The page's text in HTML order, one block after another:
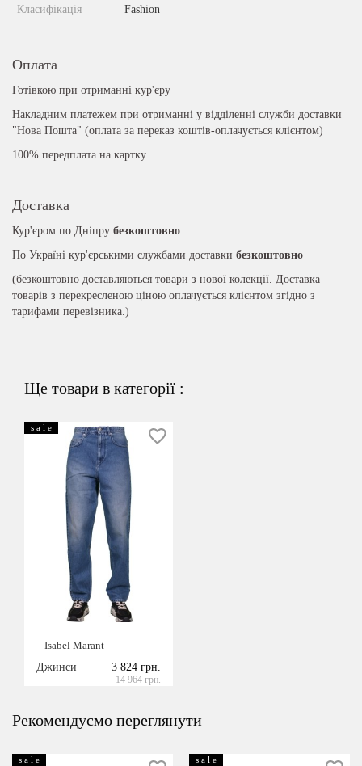
Класифікація Fashion
Оплата
Готівкою при отриманні кур'єру
Накладним платежем при отриманні у відділенні служби доставки
"Нова Пошта" (оплата за переказ коштів-оплачується клієнтом)
100% передплата на картку
Доставка
Кур'єром по Дніпру безкоштовно
По Україні кур'єрськими службами доставки безкоштовно
(безкоштовно доставляються товари з нової колекції. Доставка
товарів з перекресленою ціною оплачується клієнтом згідно з
тарифами перевізника.)
Ще товари в категорії :
s a l e
Isabel Marant
Джинси
3 824 грн.
14 964 грн.
Рекомендуємо переглянути
s a l e s a l e